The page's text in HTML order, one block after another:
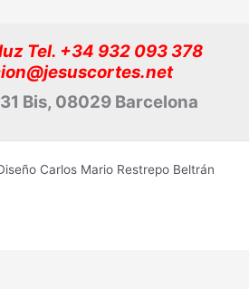
Tel. +34 932 093 378
Bis, 08029 Barcelona
Carlos Mario Restrepo Beltrán